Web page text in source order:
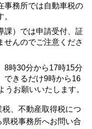
事務所では自動車税の
課）では申請受付、証
せんのでご注意くださ
8時30分から17時15分
できるだけ9時から16
うお願いいたします。
、不動産取得税につ
税事務所へお問い合